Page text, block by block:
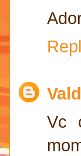
Vc